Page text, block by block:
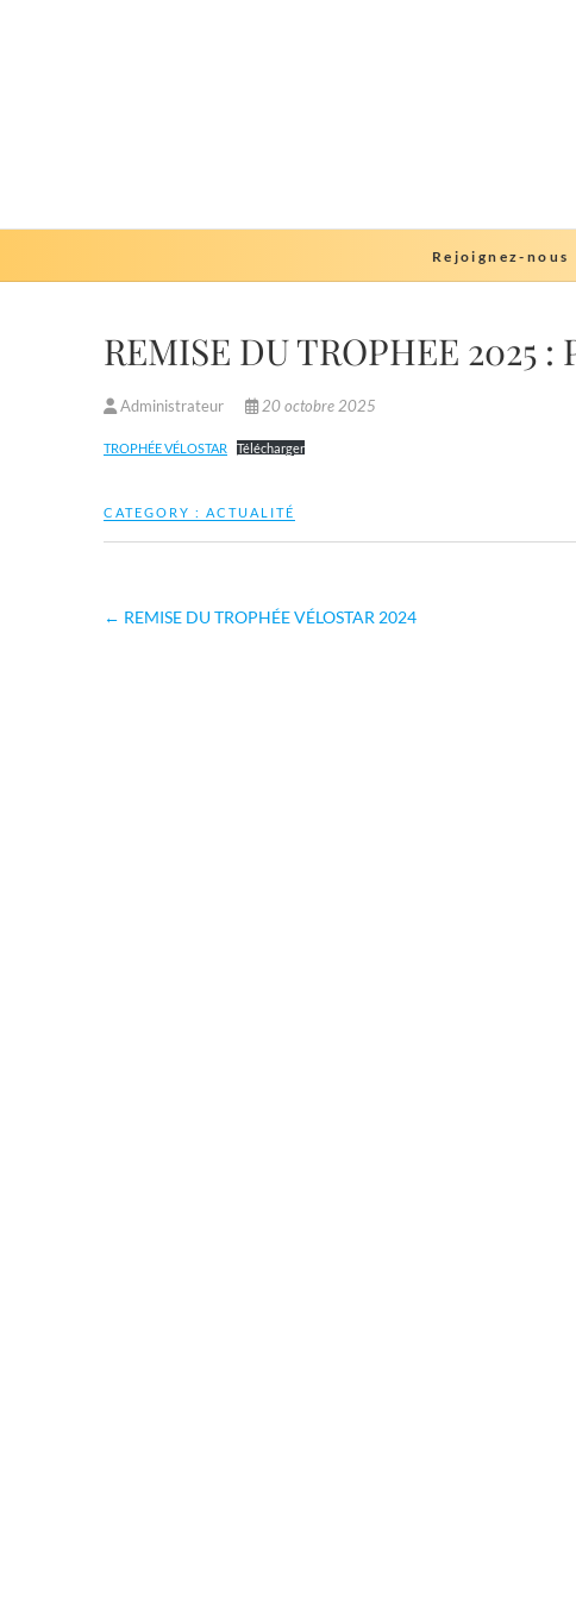
Rejoignez-nous
REMISE DU TROPHÉE 2025 :
Administrateur 20 octobre 2025
TROPHÉE VÉLOSTAR Télécharger
CATEGORY : ACTUALITÉ
← REMISE DU TROPHÉE VÉLOSTAR 2024